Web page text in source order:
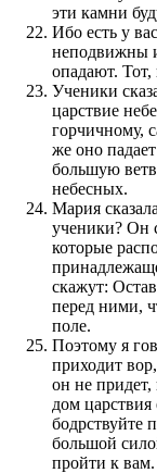
эти камни
Ибо есть у
неподвижны
опадают. Тот,
Ученики
царствие
горчичному,
же оно
большую
небесных.
Мария
ученики? Он
которые
скажут:
перед ними,
поле.
Поэтому я
приходит
он не
дом
бодрствуйте
большой
пройти к